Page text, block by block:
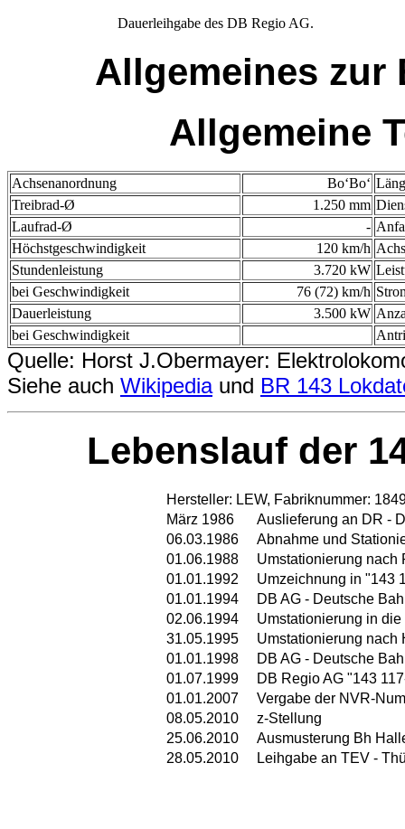
Dauerleihgabe des DB Regio AG.
Allgemeines zur
Allgemeine
Achsenanordnung Bo‘Bo‘
Treibrad-Ø
1.250 mm
Laufrad-Ø
-
Höchstgeschwindigkeit
120 km/h
Stundenleistung
3.720 kW
bei Geschwindigkeit
76 (72) km/h
Dauerleistung
3.500 kW
bei Geschwindigkeit
Quelle: Horst J.Obermayer:
Siehe auch Wikipediaund BR 143
Lebenslauf der
Hersteller: LEW, Fabriknummer:
März 1986
Auslieferung an DR -
06.03.1986
Abnahme und
01.06.1988
Umstationierung nach
01.01.1992
Umzeichnung in "143
01.01.1994
DB AG - Deutsche
02.06.1994
Umstationierung in
31.05.1995
Umstationierung nach
01.01.1998
DB AG - Deutsche
01.07.1999
DB Regio AG "143
01.01.2007
Vergabe der NVR-
08.05.2010
z-Stellung
25.06.2010
Ausmusterung Bh
28.05.2010
Leihgabe an TEV -